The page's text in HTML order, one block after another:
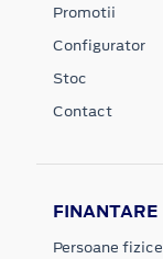
Promotii
Configurator
Stoc
Contact
FINANTARE
Persoane fizice